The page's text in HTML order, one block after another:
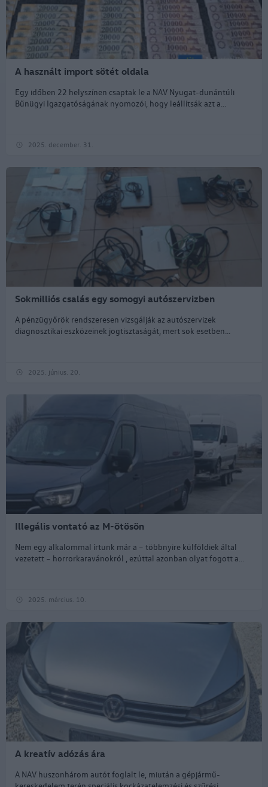
A használt import sötét oldala
Egy időben 22 helyszínen csaptak le a NAV Nyugat-dunántúli
Bűnügyi Igazgatóságának nyomozói, hogy leállítsák azt a...
2025. december. 31.
Sokmilliós csalás egy somogyi autószervizben
A pénzügyőrök rendszeresen vizsgálják az autószervizek
diagnosztikai eszközeinek jogtisztaságát, mert sok esetben...
2025. június. 20.
Illegális vontató az M-ötösön
Nem egy alkalommal írtunk már a – többnyire külföldiek által
vezetett – horrorkaravánokról , ezúttal azonban olyat fogott a...
2025. március. 10.
A kreatív adózás ára
A NAV huszonhárom autót foglalt le, miután a gépjármű-